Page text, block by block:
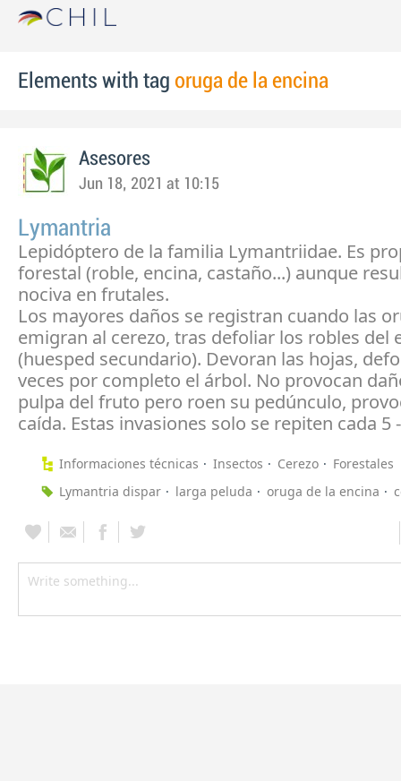
Elements with tag oruga de la encina
Asesores
Jun 18, 2021 at 10:15
Lymantria
Lepidóptero de la familia Lymantriidae. Es
forestal (roble, encina, castaño...) aunque
nociva en frutales.
Los mayores daños se registran cuando las
emigran al cerezo, tras defoliar los robles del
(huesped secundario). Devoran las hojas,
veces por completo el árbol. No provocan
pulpa del fruto pero roen su pedúnculo,
caída. Estas invasiones solo se repiten cada 5
Informaciones técnicas Insectos Cerezo
Forestales
Lymantria dispar
larga peluda oruga de la encina